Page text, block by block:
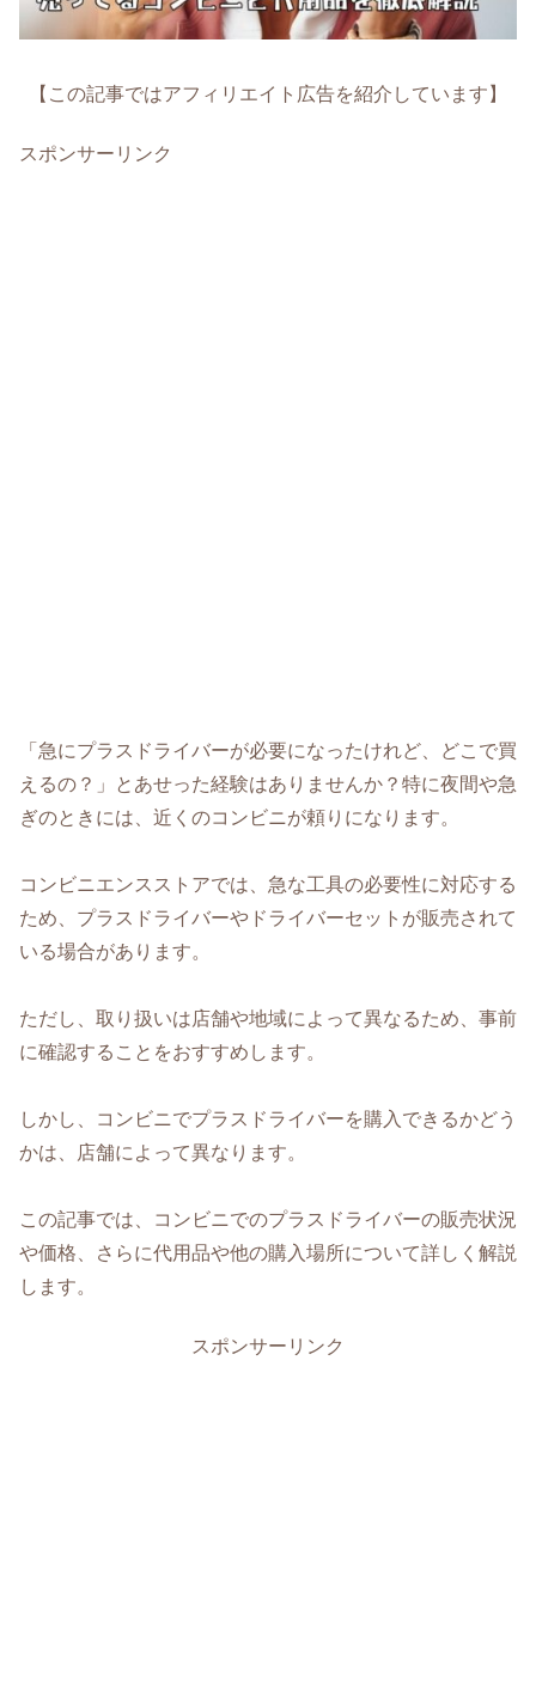
【この記事ではアフィリエイト広告を紹介しています】
スポンサーリンク
「急にプラスドライバーが必要になったけれど、どこで買
えるの？」とあせった経験はありませんか？特に夜間や急
ぎのときには、近くのコンビニが頼りになります。
コンビニエンスストアでは、急な工具の必要性に対応する
ため、プラスドライバーやドライバーセットが販売されて
いる場合があります。
ただし、取り扱いは店舗や地域によって異なるため、事前
に確認することをおすすめします。
しかし、コンビニでプラスドライバーを購入できるかどう
かは、店舗によって異なります。
この記事では、コンビニでのプラスドライバーの販売状況
や価格、さらに代用品や他の購入場所について詳しく解説
します。
スポンサーリンク